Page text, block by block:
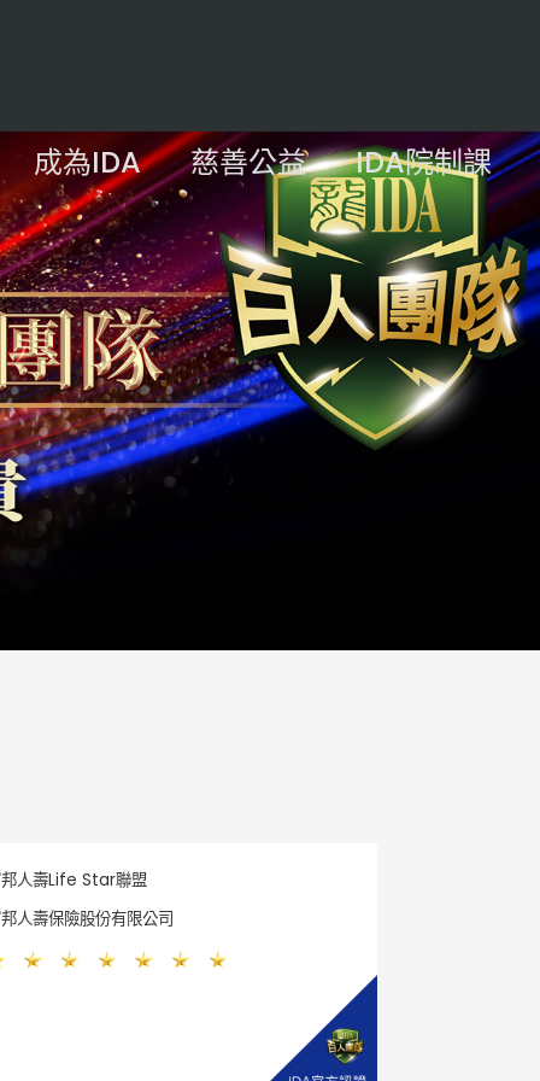
成為IDA 慈善公益 IDA院制課
人壽Life Star聯盟
人壽保險股份有限公司